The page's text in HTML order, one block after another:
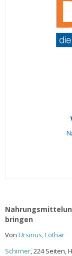
bringen
Von Ursinus, Lothar
Schirner, 224 Seiten,